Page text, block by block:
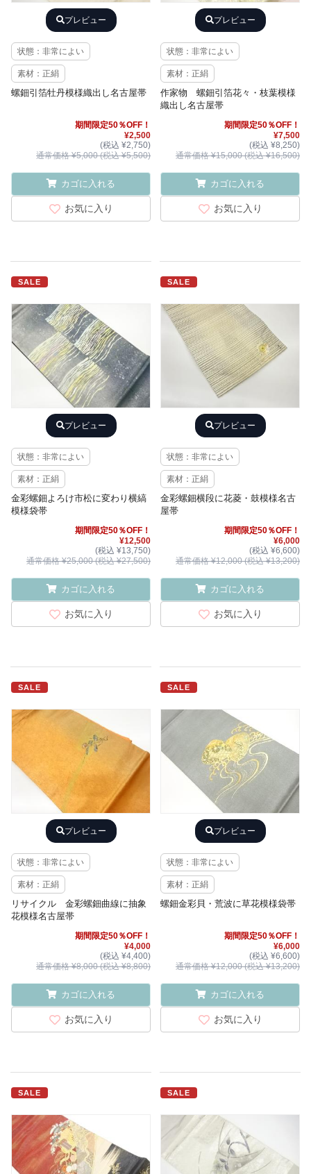
プレビュー
状態：非常によい
素材：正絹
螺鈿引箔牡丹模様織出し名古屋帯
期間限定50％OFF！
¥2,500
(税込 ¥2,750)
通常価格 ¥5,000 (税込 ¥5,500)
カゴに入れる
お気に入り
プレビュー
状態：非常によい
素材：正絹
作家物 螺鈿引箔花々・枝葉模様
織出し名古屋帯
期間限定50％OFF！
¥7,500
(税込 ¥8,250)
通常価格 ¥15,000 (税込 ¥16,500)
カゴに入れる
お気に入り
SALE
プレビュー
状態：非常によい
素材：正絹
金彩螺鈿よろけ市松に変わり横縞
模様袋帯
期間限定50％OFF！
¥12,500
(税込 ¥13,750)
通常価格 ¥25,000 (税込 ¥27,500)
カゴに入れる
お気に入り
SALE
プレビュー
状態：非常によい
素材：正絹
金彩螺鈿横段に花菱・鼓模様名古
屋帯
期間限定50％OFF！
¥6,000
(税込 ¥6,600)
通常価格 ¥12,000 (税込 ¥13,200)
カゴに入れる
お気に入り
SALE
プレビュー
状態：非常によい
素材：正絹
リサイクル 金彩螺鈿曲線に抽象
花模様名古屋帯
期間限定50％OFF！
¥4,000
(税込 ¥4,400)
通常価格 ¥8,000 (税込 ¥8,800)
カゴに入れる
お気に入り
SALE
プレビュー
状態：非常によい
素材：正絹
螺鈿金彩貝・荒波に草花模様袋帯
期間限定50％OFF！
¥6,000
(税込 ¥6,600)
通常価格 ¥12,000 (税込 ¥13,200)
カゴに入れる
お気に入り
SALE SALE